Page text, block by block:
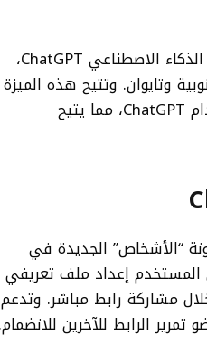
أعلنت شركة OpenAI عن إطلاقها ميزة الدردشة الجماعية في روبوت الذكاء الاصطناعي ChatGPT،
وتايوان. وتتيح هذه الميزة
الجديدة للمستخدمين التعاون في محادثات مشتركة إلى جانب استخدام ChatGPT، مما يتيح
“الأشخاص” الجديدة في
المستخدم إعداد ملف تعريفي
مشاركة رابط مباشر. وتدعم